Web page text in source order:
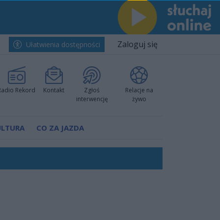
Ułatwienia dostępności Zaloguj się
Rekord Kontakt
Zgłoś
interwencję
Relacje na
żywo
CO ZA JAZDA